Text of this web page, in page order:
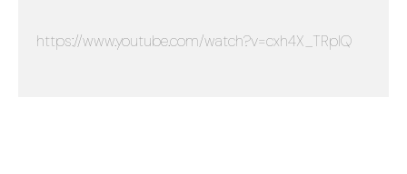
https://www.youtube.com/watch?v=cxh4X_TRplQ